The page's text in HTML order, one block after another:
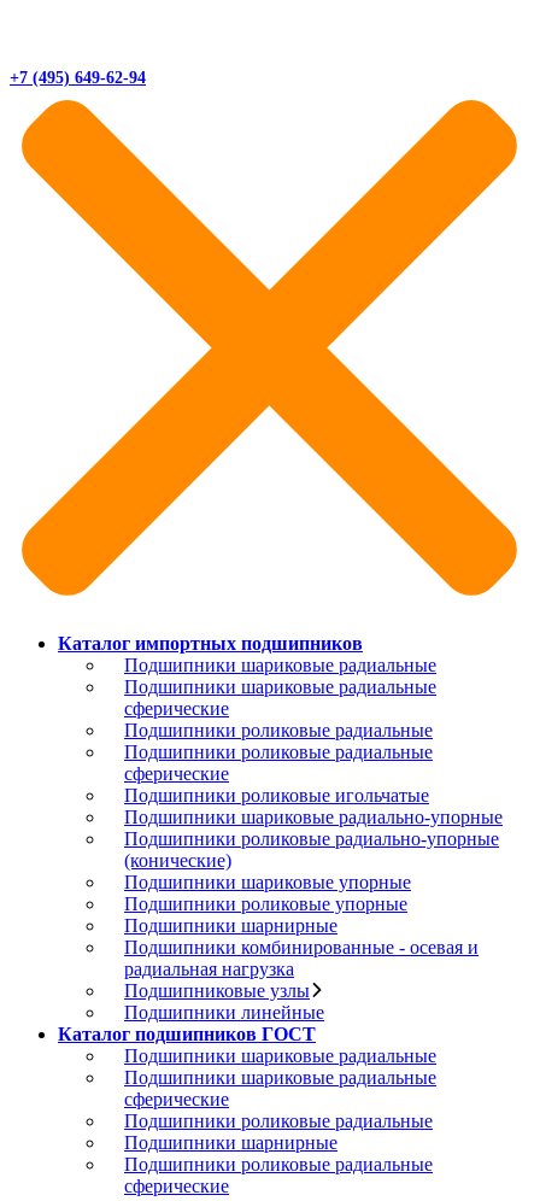
+7 (495) 649-62-94
Каталог импортных подшипников
Подшипники шариковые радиальные
Подшипники шариковые радиальные
сферические
Подшипники роликовые радиальные
Подшипники роликовые радиальные
сферические
Подшипники роликовые игольчатые
Подшипники шариковые радиально-упорные
Подшипники роликовые радиально-упорные
(конические)
Подшипники шариковые упорные
Подшипники роликовые упорные
Подшипники шарнирные
Подшипники комбинированные - осевая и
радиальная нагрузка
Подшипниковые узлы
Подшипники линейные
Каталог подшипников ГОСТ
Подшипники шариковые радиальные
Подшипники шариковые радиальные
сферические
Подшипники роликовые радиальные
Подшипники шарнирные
Подшипники роликовые радиальные
сферические